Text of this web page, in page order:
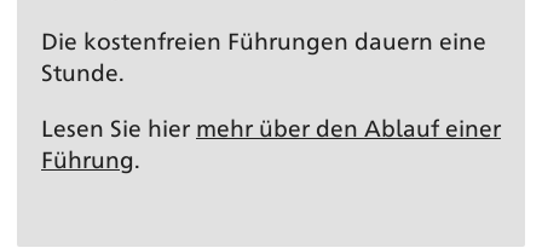
Die kostenfreien Führungen dauern eine
Stunde.
Lesen Sie hier mehr über den Ablauf einer
Führung.